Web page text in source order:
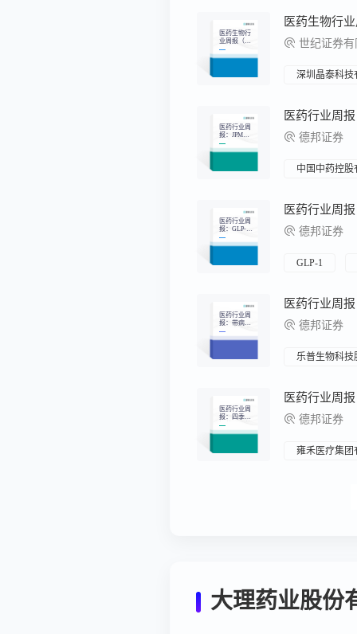
医药生物行
业周报（2
月第2
周）：医保
世纪证券
深圳晶泰科技
医药行业周
报：JPM大
会中国公司
梳理，开启
德邦证券
中国中药控股
医药行业周
报：GLP-1
授权再次火
热，哪些管
德邦证券
GLP-1
医药行业周
报：带病人
群需求或满
足，商业健
德邦证券
乐普生物科技
医药行业周
报：四季度
推荐：医药
低位反弹，
德邦证券
雍禾医疗集团
大理药业股份